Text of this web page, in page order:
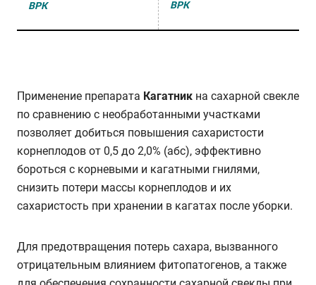
ВРК
ВРК
Применение препарата Кагатник на сахарной свекле
по сравнению с необработанными участками
позволяет добиться повышения сахаристости
корнеплодов от 0,5 до 2,0% (абс), эффективно
бороться с корневыми и кагатными гнилями,
снизить потери массы корнеплодов и их
сахаристость при хранении в кагатах после уборки.
Для предотвращения потерь сахара, вызванного
отрицательным влиянием фитопатогенов, а также